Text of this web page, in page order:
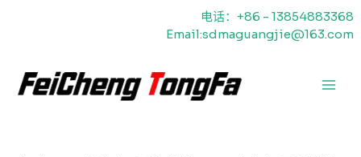
电话：+86 - 13854883368
Email:sdmaguangjie@163.com